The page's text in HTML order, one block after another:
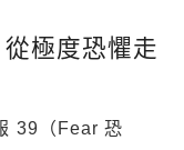
極度恐懼走
39（Fear 恐